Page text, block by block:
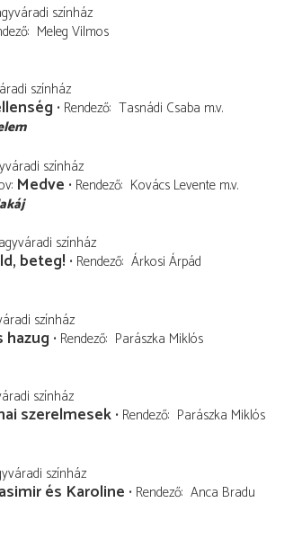
színház
Meleg Vilmos
színház
Rendező Tasnádi Csaba m.v.
színház
Medve Rendező Kovács Levente m.v.
színház
beteg! Rendező Árkosi Árpád
színház
hazug Rendező Parászka Miklós
színház
szerelmesek Rendező Parászka Miklós
színház
és Karoline Rendező Anca Bradu